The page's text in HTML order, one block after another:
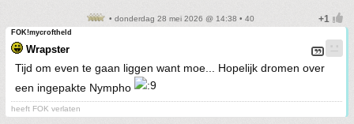
• donderdag 28 mei 2026 @ 14:38 • 40
FOK!mycroftheld
Wrapster
Tijd om even te gaan liggen want moe... Hopelijk dromen over
een ingepakte Nympho
heeft FOK verlaten